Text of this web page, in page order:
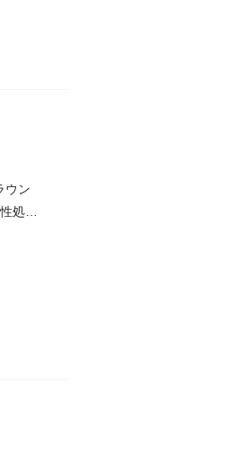
ウン
処理